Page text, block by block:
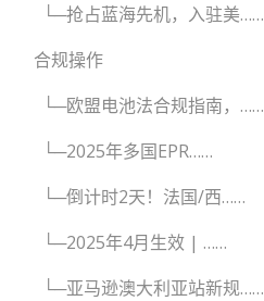
└─抢占蓝海先机，入驻美……
合规操作
└─欧盟电池法合规指南，……
└─2025年多国EPR……
└─倒计时2天！法国/西……
└─2025年4月生效 | ……
└─亚马逊澳大利亚站新规……